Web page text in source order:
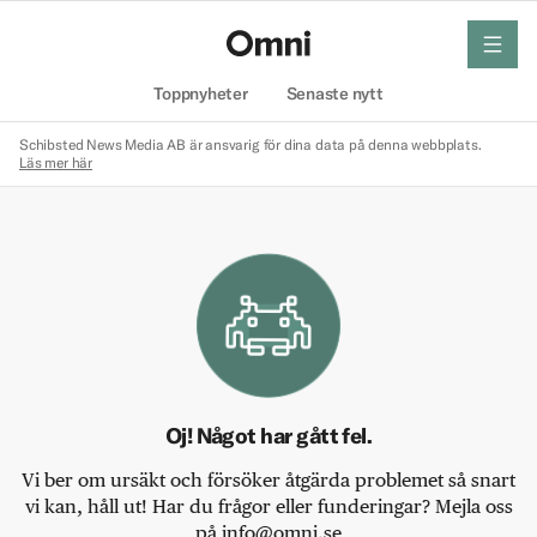
Toppnyheter Senaste nytt
meny
Schibsted News Media AB är ansvarig för dina data på denna webbplats.
Läs mer här
Oj! Något har gått fel.
Vi ber om ursäkt och försöker åtgärda problemet så snart
vi kan, håll ut! Har du frågor eller funderingar? Mejla oss